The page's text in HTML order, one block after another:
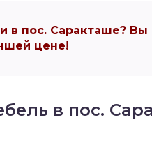
в пос. Саракташе? Вы
цене!
в пос.